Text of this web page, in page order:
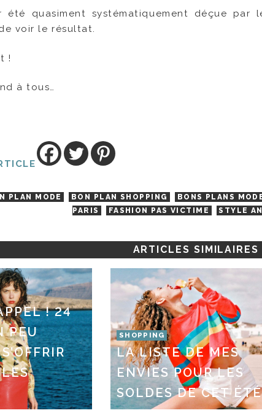
été quasiment systématiquement déçue par
voir le résultat.
!
à tous…
PLAN MODE BON PLAN SHOPPING BONS PLANS
PARIS
FASHION PAS VICTIME STYLE
ARTICLES SIMILAIRES
! 24
PEU
SHOPPING
LA LISTE DE MES
ENVIES POUR LES
SOLDES DE CET